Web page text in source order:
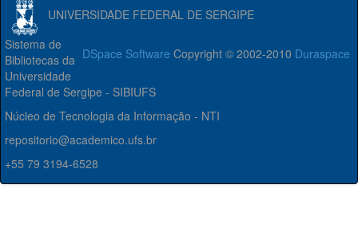
UNIVERSIDADE FEDERAL DE SERGIPE
DSpace Software Copyright © 2002-2010 Duraspace
Sistema de
Bibliotecas da
Universidade
Federal de Sergipe - SIBIUFS
Núcleo de Tecnologia da Informação - NTI
repositorio@academico.ufs.br
+55 79 3194-6528